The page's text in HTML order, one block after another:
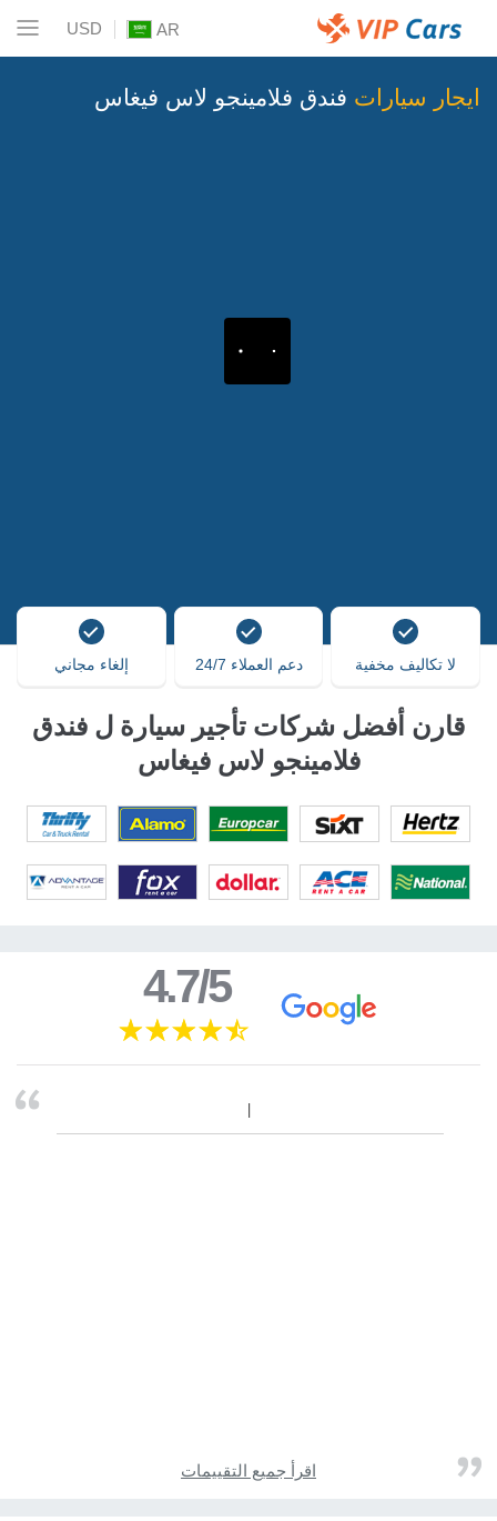
AR
USD
ايجار سيارات فندق فلامينجو لاس فيغاس
لا تكاليف مخفية دعم العملاء 24/7 إلغاء مجاني
قارن أفضل شركات تأجير سيارة ل فندق
فلامينجو لاس فيغاس
4.7/5
اقرأ جميع التقييمات